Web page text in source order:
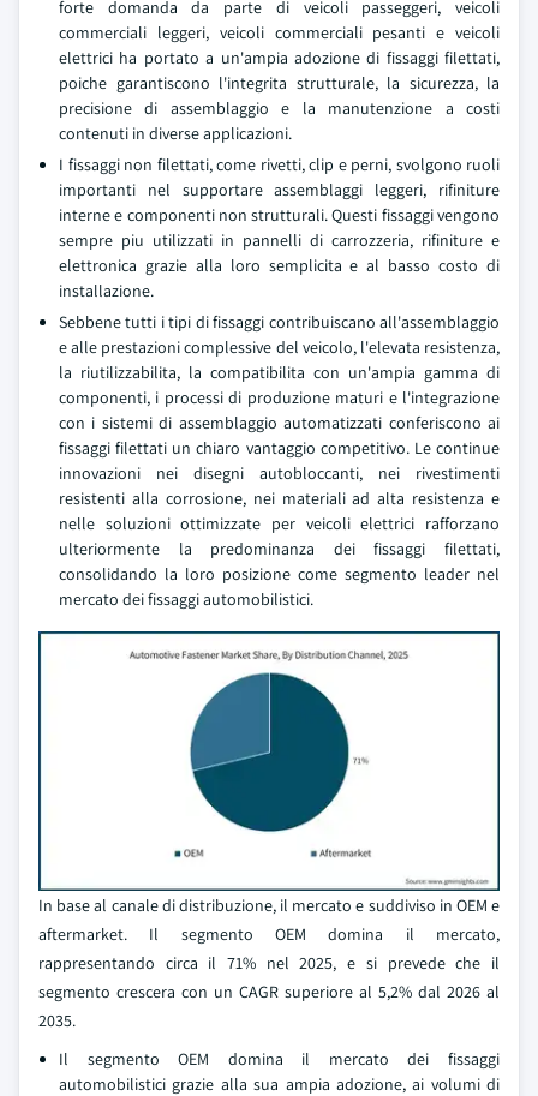
forte domanda da parte di veicoli passeggeri, veicoli
commerciali leggeri, veicoli commerciali pesanti e veicoli
elettrici ha portato a un'ampia adozione di fissaggi filettati,
poiche garantiscono l'integrita strutturale, la sicurezza, la
precisione di assemblaggio e la manutenzione a costi
contenuti in diverse applicazioni.
I fissaggi non filettati, come rivetti, clip e perni, svolgono ruoli
importanti nel supportare assemblaggi leggeri, rifiniture
interne e componenti non strutturali. Questi fissaggi vengono
sempre piu utilizzati in pannelli di carrozzeria, rifiniture e
elettronica grazie alla loro semplicita e al basso costo di
installazione.
Sebbene tutti i tipi di fissaggi contribuiscano all'assemblaggio
e alle prestazioni complessive del veicolo, l'elevata resistenza,
la riutilizzabilita, la compatibilita con un'ampia gamma di
componenti, i processi di produzione maturi e l'integrazione
con i sistemi di assemblaggio automatizzati conferiscono ai
fissaggi filettati un chiaro vantaggio competitivo. Le continue
innovazioni nei disegni autobloccanti, nei rivestimenti
resistenti alla corrosione, nei materiali ad alta resistenza e
nelle soluzioni ottimizzate per veicoli elettrici rafforzano
ulteriormente la predominanza dei fissaggi filettati,
consolidando la loro posizione come segmento leader nel
mercato dei fissaggi automobilistici.
In base al canale di distribuzione, il mercato e suddiviso in OEM e
aftermarket. Il segmento OEM domina il mercato,
rappresentando circa il 71% nel 2025, e si prevede che il
segmento crescera con un CAGR superiore al 5,2% dal 2026 al
2035.
Il segmento OEM domina il mercato dei fissaggi
automobilistici grazie alla sua ampia adozione, ai volumi di